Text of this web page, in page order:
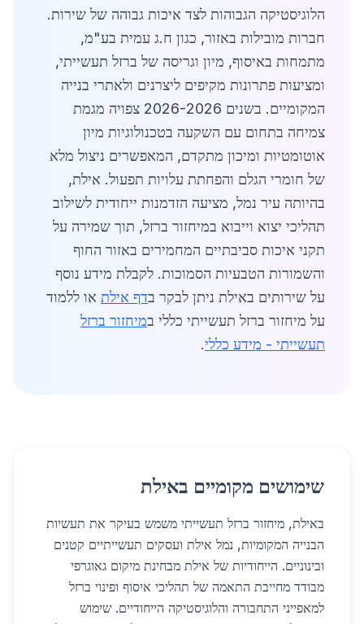
הלוגיסטיקה הגבוהות לצד איכות גבוהה של שירות.
חברות מובילות באזור, כגון ח.ג עמית בע"מ,
מתמחות באיסוף, מיון וגריסה של ברזל תעשייתי,
ומציעות פתרונות מקיפים ליצרנים ולאתרי בנייה
המקומיים. בשנים 2026-2026 צפויה מגמת
צמיחה בתחום עם השקעה בטכנולוגיות מיון
אוטומטיות ומיכון מתקדם, המאפשרים ניצול מלא
של חומרי הגלם והפחתת עלויות תפעול. אילת,
בהיותה עיר נמל, מציעה הזדמנות ייחודית לשילוב
תהליכי יצוא וייבוא במיחזור ברזל, תוך שמירה על
תקני איכות סביבתיים המחמירים באזור החוף
והשמורות הטבעיות הסמוכות. לקבלת מידע נוסף
על שירותים באילת ניתן לבקר בדף אילת או ללמוד
על מיחזור ברזל תעשייתי כללי במיחזור ברזל
תעשייתי - מידע כללי.
שימושים מקומיים באילת
באילת, מיחזור ברזל תעשייתי משמש בעיקר את תעשיות
הבנייה המקומיות, נמל אילת ועסקים תעשייתיים קטנים
ובינוניים. הייחודיות של אילת מבחינת מיקום גאוגרפי
מבודד מחייבת התאמה של תהליכי איסוף ופינוי ברזל
למאפייני התחבורה והלוגיסטיקה הייחודיים. שימוש